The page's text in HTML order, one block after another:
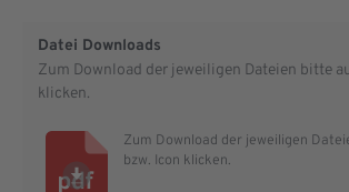
Datei Downloads
Zum Download der jeweiligen Dateien bitte
klicken.
Zum Download der jeweiligen
bzw. Icon klicken.